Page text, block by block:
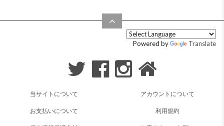
Powered by Translate
当サイトについて アカウントについて
お支払いについて 利用規約